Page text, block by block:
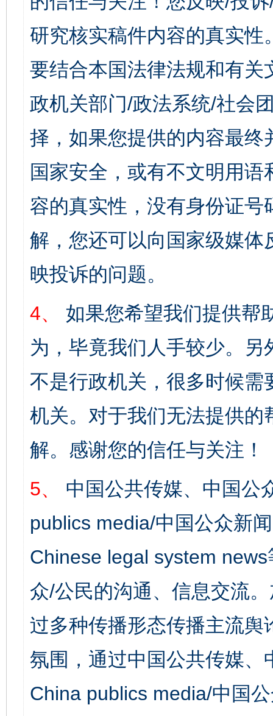
研究核实稿件内容的真实
要结合本国法律法规和有关
政机关部门/政法系统/社会
择，如果您提供的内容最
国家安全，或有不文明用
容的真实性，没有身份证
解，您还可以向国家级媒
映投诉的问题。
4、
如果您希望我们提供帮
为，毕竟我们人手较少。
不是行政机关，很多时候
机关。对于我们无法提供
解。感谢您的信任与关注！
5、
中国公共传媒、中国公
publics media/中国公众新
Chinese legal system
众/公民的沟通、信息交流
过多种传播形态传播主流
氛围，通过中国公共传媒
China publics media/中国